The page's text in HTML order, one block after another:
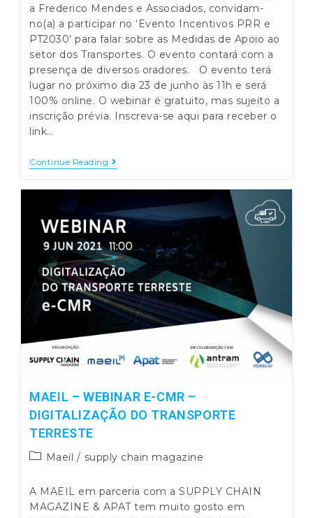
a Frederico Mendes e Associados, convidam-
no(a) a participar no ‘Evento Incentivos PRR e
PT2030’ para falar sobre as Medidas de Apoio ao
setor dos Transportes. O evento contará com a
presença de diversos oradores. O evento terá
lugar no próximo dia 23 de junho às 11h e será
100% online. O webinar é gratuito, mas sujeito a
inscrição prévia. Inscreva-se aqui para receber o
link…
Continue Reading Evento
Incentivos
PT2030
MAEIL – WEBINAR E-CMR –
DIGITALIZAÇÃO DO TRANSPORTE
TERRESTE
PostMaeil / supply chain magazine
A MAEIL em parceria com a SUPPLY CHAIN
MAGAZINE & APAT tem muito gosto em